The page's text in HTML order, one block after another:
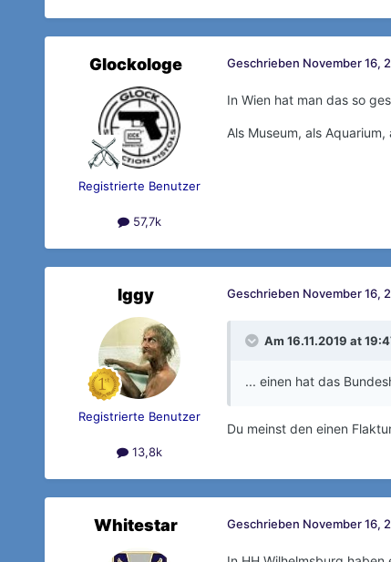
Glockologe
Registrierte Benutzer
57,7k
Geschrieben November 16,
In Wien hat man das so
Als Museum, als
Iggy
Registrierte Benutzer
13,8k
Geschrieben November 16,
Am 16.11.2019 at
... einen hat das
Du meinst den einen
Whitestar Geschrieben November 16,